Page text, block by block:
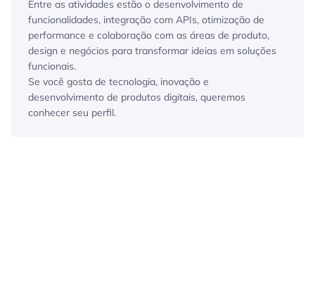
Entre as atividades estão o desenvolvimento de
funcionalidades, integração com APIs, otimização de
performance e colaboração com as áreas de produto,
design e negócios para transformar ideias em soluções
funcionais.
Se você gosta de tecnologia, inovação e
desenvolvimento de produtos digitais, queremos
conhecer seu perfil.